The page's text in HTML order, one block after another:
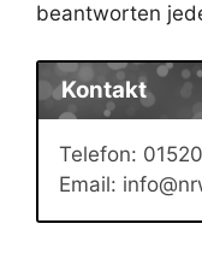
beantworten
Kontakt
Telefon:
Email: